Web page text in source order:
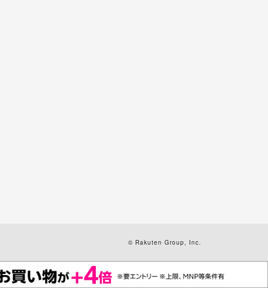
© Rakuten Group, Inc.